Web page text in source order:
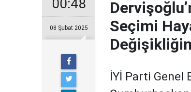
00:48
08 Şubat 2025
Seçimi
İYİ Parti Genel